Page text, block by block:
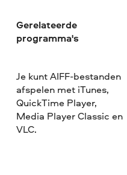
Gerelateerde
programma's
Je kunt AIFF-bestanden
afspelen met iTunes,
QuickTime Player,
Media Player Classic en
VLC.